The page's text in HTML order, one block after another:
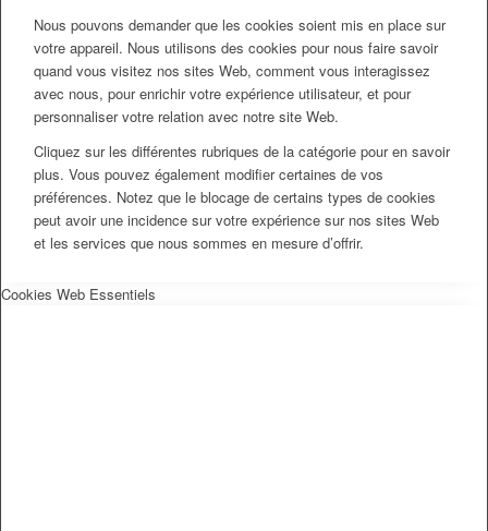
Nous pouvons demander que les cookies soient mis en place sur
votre appareil. Nous utilisons des cookies pour nous faire savoir
quand vous visitez nos sites Web, comment vous interagissez
avec nous, pour enrichir votre expérience utilisateur, et pour
personnaliser votre relation avec notre site Web.
Cliquez sur les différentes rubriques de la catégorie pour en savoir
plus. Vous pouvez également modifier certaines de vos
préférences. Notez que le blocage de certains types de cookies
peut avoir une incidence sur votre expérience sur nos sites Web
et les services que nous sommes en mesure d’offrir.
Cookies Web Essentiels